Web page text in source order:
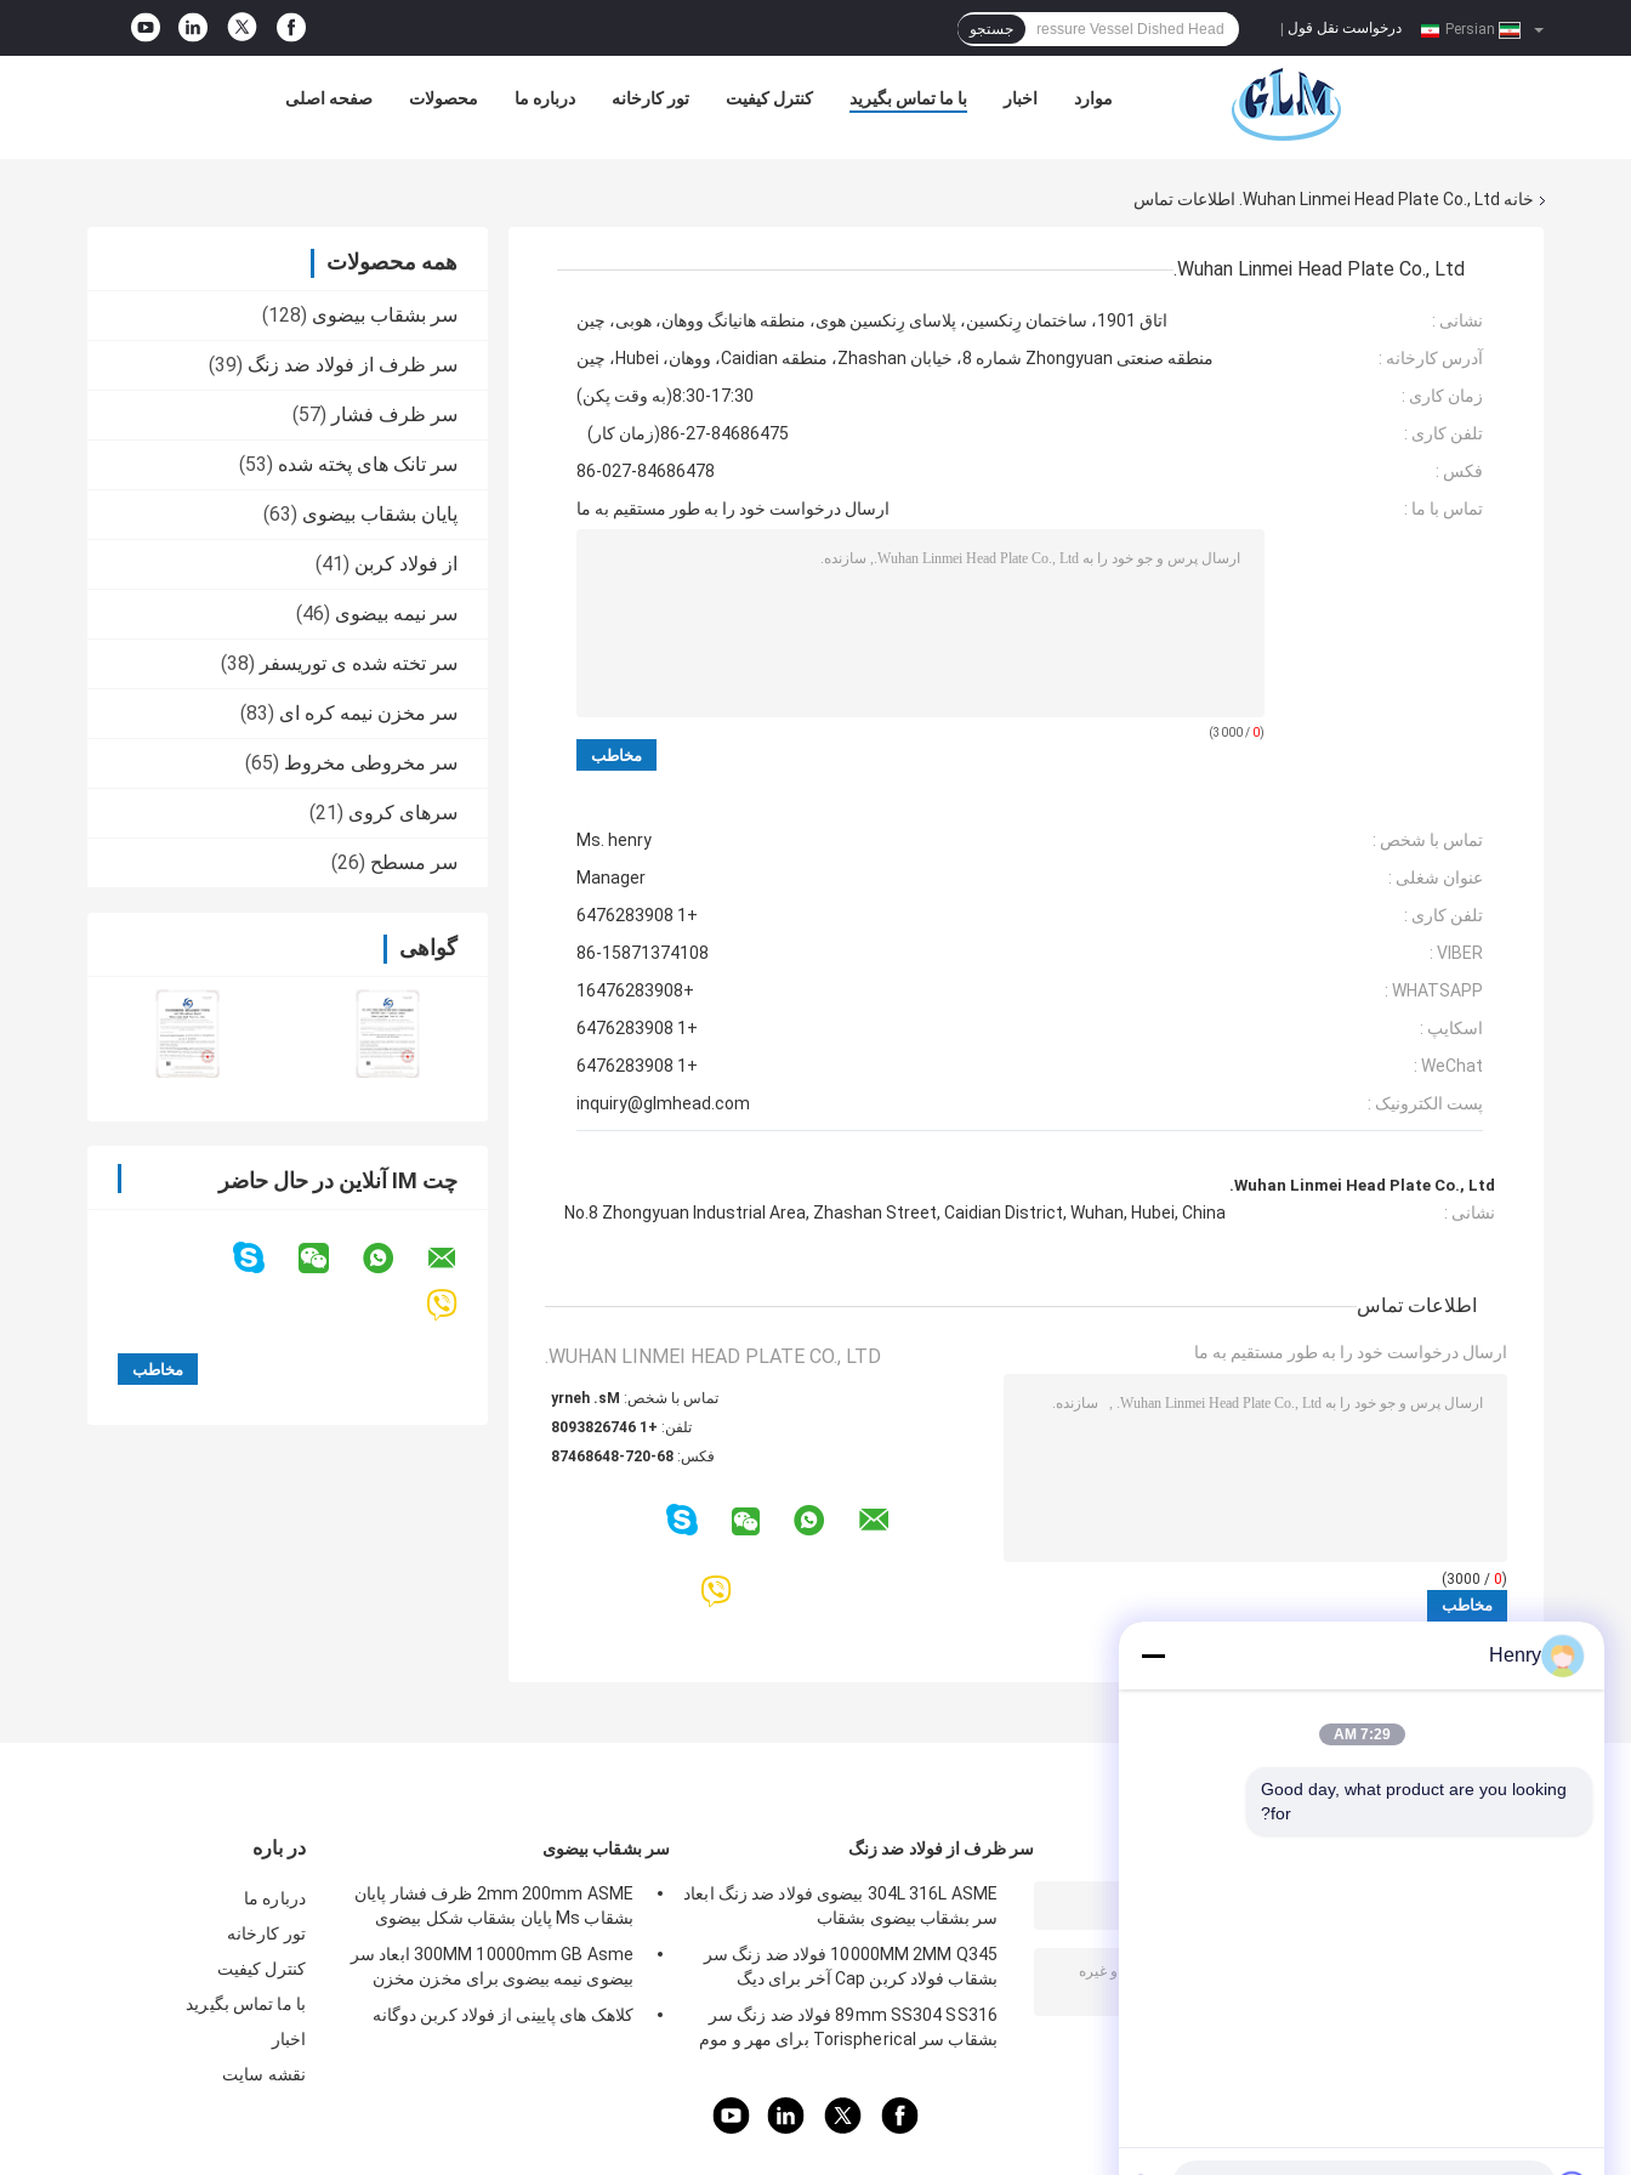
درخواست نقل قول جستجو
صفحه اصلی محصولات درباره ما تور کارخانه کنترل کیفیت با ما تماس بگیرید اخبار موارد
خانه Wuhan Linmei Head Plate Co., Ltd. اطلاعات تماس
همه محصولات
سر بشقاب بیضوی (128)
سر ظرف از فولاد ضد زنگ (39)
سر ظرف فشار (57)
سر تانک های پخته شده (53)
پایان بشقاب بیضوی (63)
از فولاد کربن (41)
سر نیمه بیضوی (46)
سر تخته شده ی توریسفر (38)
سر مخزن نیمه کره ای (83)
سر مخروطی مخروط (65)
سرهای کروی (21)
سر مسطح (26)
گواهی
چت IM آنلاین در حال حاضر
Wuhan Linmei Head Plate Co., Ltd.
نشانی :
اتاق 1901، ساختمان رِنکسین، پلاسای رِنکسین هوی، منطقه هانیانگ ووهان، هوبی، چین
آدرس کارخانه :
منطقه صنعتی Zhongyuan شماره 8، خیابان Zhashan، منطقه Caidian، ووهان، Hubei، چین
زمان کاری :
8:30-17:30(به وقت پکن)
تلفن کاری :
86-27-84686475(زمان کار)
فکس :
86-027-84686478
تماس با ما :
ارسال درخواست خود را به طور مستقیم به ما
(
0
/ 3000)
تماس با شخص :
Ms. henry
عنوان شغلی :
Manager
تلفن کاری :
+1 6476283908
VIBER :
86-15871374108
WHATSAPP :
+16476283908
اسکایپ :
+1 6476283908
WeChat :
+1 6476283908
پست الکترونیک :
inquiry@glmhead.com
Wuhan Linmei Head Plate Co., Ltd.
نشانی : No.8 Zhongyuan Industrial Area, Zhashan Street, Caidian District, Wuhan, Hubei, China
اطلاعات تماس
WUHAN LINMEI HEAD PLATE CO., LTD.
تماس با شخص: Ms. henry
تلفن: +1 6476283908
فکس: 86-027-84686478
ارسال درخواست خود را به طور مستقیم به ما
(
0
/ 3000)
در باره
درباره ما
تور کارخانه
کنترل کیفیت
با ما تماس بگیرید
اخبار
نقشه سایت
سر بشقاب بیضوی
2mm 200mm ASME ظرف فشار پایان
بشقاب Ms پایان بشقاب شکل بیضوی
300MM 10000mm GB Asme ابعاد سر
بیضوی نیمه بیضوی برای مخزن مخزن
کلاهک های پایینی از فولاد کربن دوگانه
سر ظرف از فولاد ضد زنگ
304L 316L ASME بیضوی فولاد ضد زنگ ابعاد
سر بشقاب بیضوی بشقاب
10000MM 2MM Q345 فولاد ضد زنگ سر
بشقاب فولاد کربن Cap آخر برای دیگ
89mm SS304 SS316 فولاد ضد زنگ سر
بشقاب سر Torispherical برای مهر و موم
Henry
7:29 AM
Good day, what product are you looking
for?